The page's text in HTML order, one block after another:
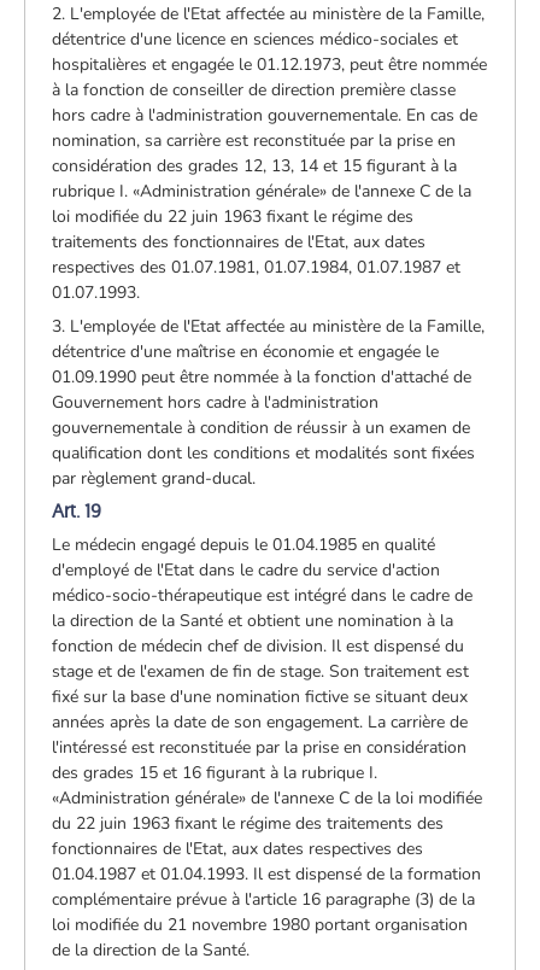
2. L'employée de l'Etat affectée au ministère de la Famille,
détentrice d'une licence en sciences médico-sociales et
hospitalières et engagée le 01.12.1973, peut être nommée
à la fonction de conseiller de direction première classe
hors cadre à l'administration gouvernementale. En cas de
nomination, sa carrière est reconstituée par la prise en
considération des grades 12, 13, 14 et 15 figurant à la
rubrique I. «Administration générale» de l'annexe C de la
loi modifiée du 22 juin 1963 fixant le régime des
traitements des fonctionnaires de l'Etat, aux dates
respectives des 01.07.1981, 01.07.1984, 01.07.1987 et
01.07.1993.
3. L'employée de l'Etat affectée au ministère de la Famille,
détentrice d'une maîtrise en économie et engagée le
01.09.1990 peut être nommée à la fonction d'attaché de
Gouvernement hors cadre à l'administration
gouvernementale à condition de réussir à un examen de
qualification dont les conditions et modalités sont fixées
par règlement grand-ducal.
Art. 19
Le médecin engagé depuis le 01.04.1985 en qualité
d'employé de l'Etat dans le cadre du service d'action
médico-socio-thérapeutique est intégré dans le cadre de
la direction de la Santé et obtient une nomination à la
fonction de médecin chef de division. Il est dispensé du
stage et de l'examen de fin de stage. Son traitement est
fixé sur la base d'une nomination fictive se situant deux
années après la date de son engagement. La carrière de
l'intéressé est reconstituée par la prise en considération
des grades 15 et 16 figurant à la rubrique I.
«Administration générale» de l'annexe C de la loi modifiée
du 22 juin 1963 fixant le régime des traitements des
fonctionnaires de l'Etat, aux dates respectives des
01.04.1987 et 01.04.1993. Il est dispensé de la formation
complémentaire prévue à l'article 16 paragraphe (3) de la
loi modifiée du 21 novembre 1980 portant organisation
de la direction de la Santé.